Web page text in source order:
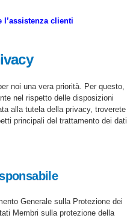
l’assistenza clienti
noi una vera priorità. Per questo,
nel rispetto delle disposizioni
alla tutela della privacy, troverete
principali del trattamento dei dati
Generale sulla Protezione dei
Membri sulla protezione della